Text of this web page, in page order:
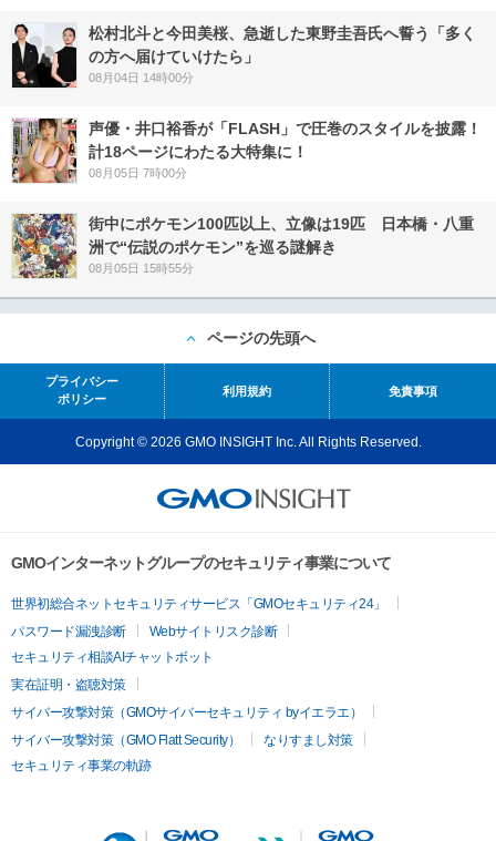
松村北斗と今田美桜、急逝した東野圭吾氏へ誓う「多く
の方へ届けていけたら」
08月04日 14時00分
声優・井口裕香が「FLASH」で圧巻のスタイルを披露！
計18ページにわたる大特集に！
08月05日 7時00分
街中にポケモン100匹以上、立像は19匹 日本橋・八重
洲で“伝説のポケモン”を巡る謎解き
08月05日 15時55分
ページの先頭へ
プライバシー
ポリシー
利用規約 免責事項
Copyright © 2026 GMO INSIGHT Inc. All Rights Reserved.
GMOインターネットグループのセキュリティ事業について
世界初総合ネットセキュリティサービス「GMOセキュリティ24」
パスワード漏洩診断
Webサイトリスク診断
セキュリティ相談AIチャットボット
実在証明・盗聴対策
サイバー攻撃対策（GMOサイバーセキュリティ byイエラエ）
サイバー攻撃対策（GMO Flatt Security）
なりすまし対策
セキュリティ事業の軌跡